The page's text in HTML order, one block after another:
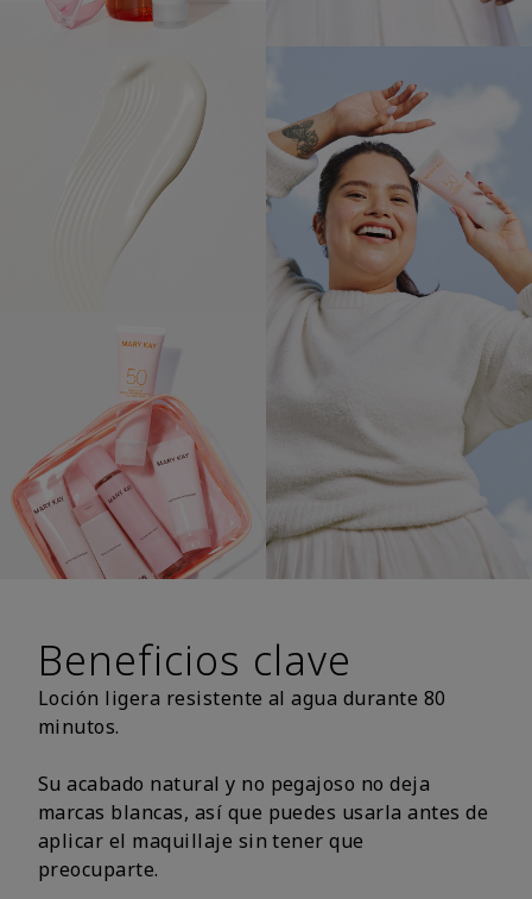
Beneficios clave
Loción ligera resistente al agua durante 80
minutos.
Su acabado natural y no pegajoso no deja
marcas blancas, así que puedes usarla antes de
aplicar el maquillaje sin tener que
preocuparte.